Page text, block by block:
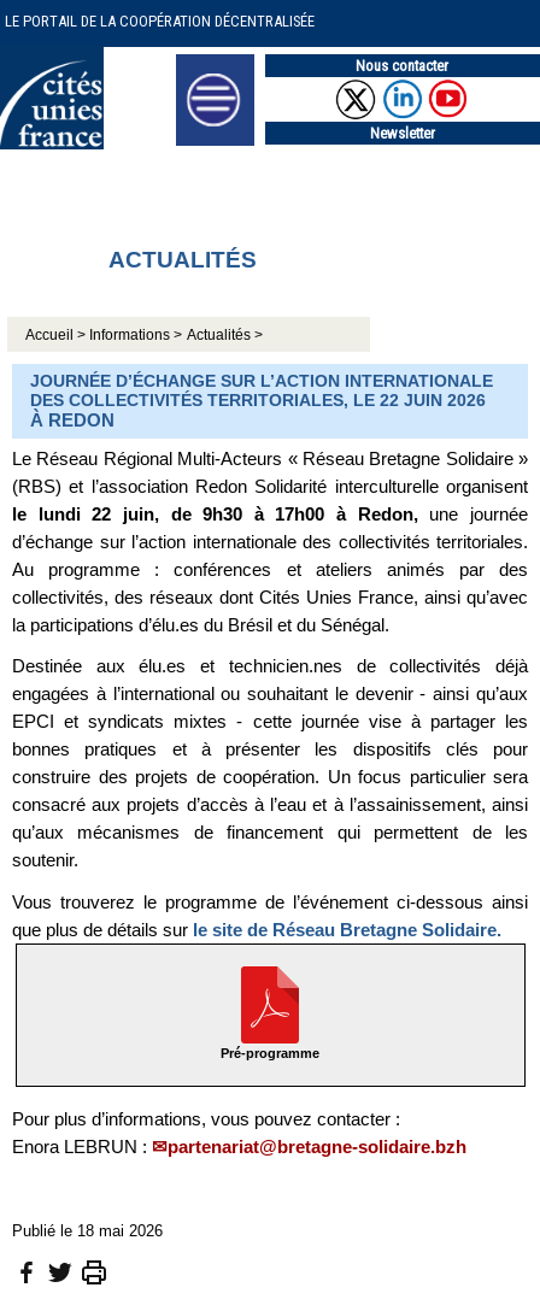
LE PORTAIL DE LA COOPÉRATION DÉCENTRALISÉE
Nous contacter
Newsletter
ACTUALITÉS
Accueil > Informations > Actualités >
JOURNÉE D’ÉCHANGE SUR L’ACTION INTERNATIONALE
DES COLLECTIVITÉS TERRITORIALES, LE 22 JUIN 2026
À REDON
Le Réseau Régional Multi-Acteurs « Réseau Bretagne Solidaire »
(RBS) et l’association Redon Solidarité interculturelle organisent
le lundi 22 juin, de 9h30 à 17h00 à Redon,une journée
d’échange sur l’action internationale des collectivités territoriales.
Au programme : conférences et ateliers animés par des
collectivités, des réseaux dont Cités Unies France, ainsi qu’avec
la participations d’élu.es du Brésil et du Sénégal.
Destinée aux élu.es et technicien.nes de collectivités déjà
engagées à l’international ou souhaitant le devenir - ainsi qu’aux
EPCI et syndicats mixtes - cette journée vise à partager les
bonnes pratiques et à présenter les dispositifs clés pour
construire des projets de coopération. Un focus particulier sera
consacré aux projets d’accès à l’eau et à l’assainissement, ainsi
qu’aux mécanismes de financement qui permettent de les
soutenir.
Vous trouverez le programme de l’événement ci-dessous ainsi
que plus de détails sur le site de Réseau Bretagne Solidaire.
Pré-programme
Pour plus d’informations, vous pouvez contacter :
Enora LEBRUN :
partenariat@bretagne-solidaire.bzh
Publié le 18 mai 2026